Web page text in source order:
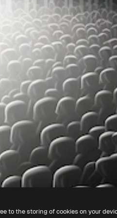
Trình tạo hình ảnh AIcủa chúng tôi.
to the storing of cookies on your